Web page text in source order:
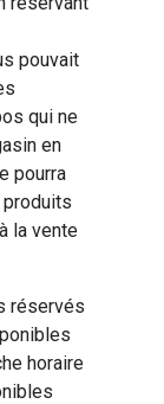
pouvait
qui ne
en
pourra
produits
la vente
réservés
horaire